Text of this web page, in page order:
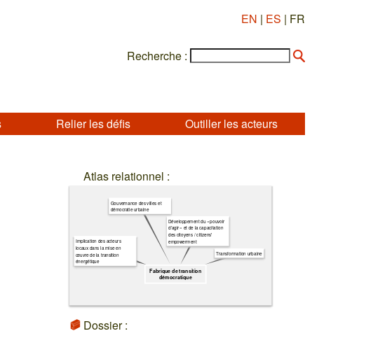
EN | ES | FR
Recherche :
Relier les défis Outiller les acteurs
Atlas relationnel :
Fabrique de transition
démocratique
Transformation urbaine
Développement du « pouvoir
d’agir » et de la capacitation
des citoyens / citizens'
empowerment
Gouvernance des villes et
démocratie urbaine
Implication des acteurs
locaux dans la mise en
œuvre de la transition
énergétique
Dossier :